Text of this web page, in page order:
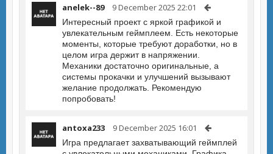
anelek--89 9 December 2025 22:01
Интересный проект с яркой графикой и
увлекательным геймплеем. Есть некоторые
моменты, которые требуют доработки, но в
целом игра держит в напряжении.
Механики достаточно оригинальные, а
системы прокачки и улучшений вызывают
желание продолжать. Рекомендую
попробовать!
antoxa233 9 December 2025 16:01
Игра предлагает захватывающий геймплей